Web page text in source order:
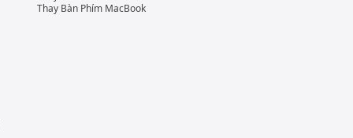
Thay Bàn Phím MacBook